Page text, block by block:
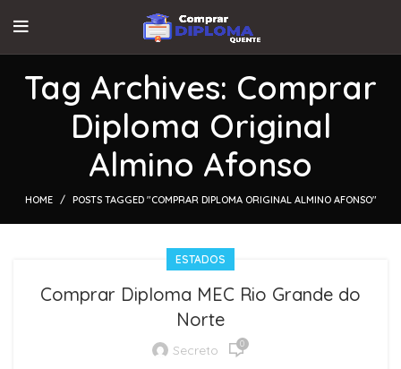
Tag Archives: Comprar
Diploma Original
Almino Afonso
HOME POSTS TAGGED "COMPRAR DIPLOMA ORIGINAL ALMINO AFONSO"
ESTADOS
Comprar Diploma MEC Rio Grande do
Norte
Secreto 0